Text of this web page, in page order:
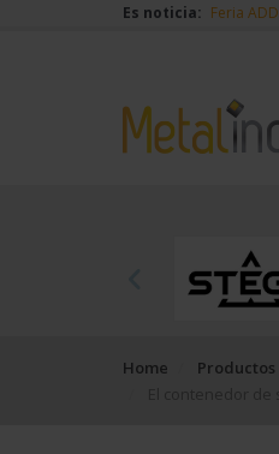
Es noticia: Feria
Home Productos
El contenedor